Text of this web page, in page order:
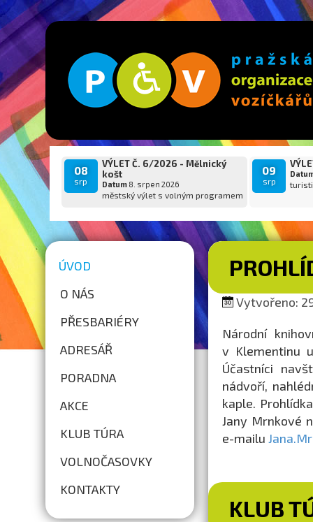
08
srp
VÝLET Č. 6/2026 - Mělnický
košt
Datum8. srpen 2026
městský výlet s volným programem
09
srp
ÚVOD
O NÁS
PŘESBARIÉRY
ADRESÁŘ
PORADNA
AKCE
KLUB TÚRA
VOLNOČASOVKY
KONTAKTY
Vytvořeno:
Národní
v Klementinu
Účastníci
nádvoří,
kaple.
Jany Mrnkové
e-mailu
KLUB